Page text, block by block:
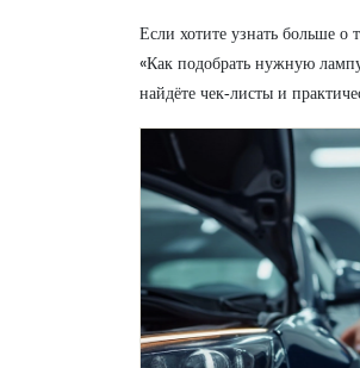
Если хотите узнать больше о
«Как подобрать нужную
найдёте чек‑листы и